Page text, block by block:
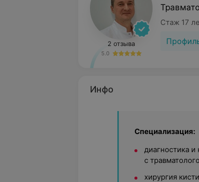
2 отзыва
5.0
Стаж 17
Инфо
Специализация:
диагностика
с
хирургия кисти